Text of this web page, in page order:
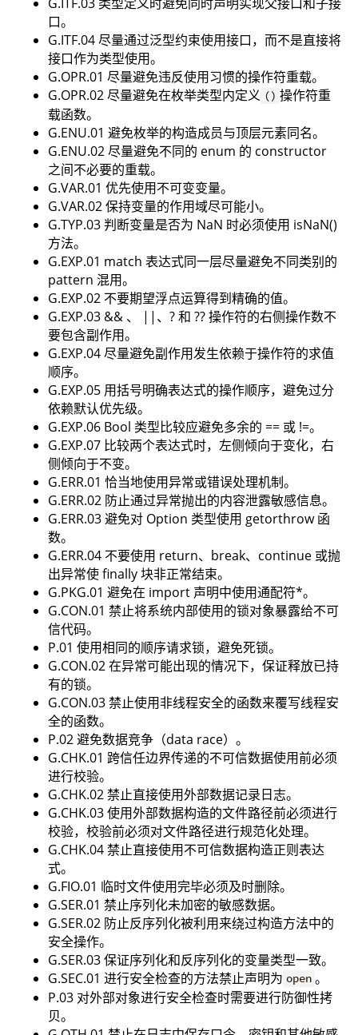
口。
G.ITF.04 尽量通过泛型约束使用接口，而不是直接将
接口作为类型使用。
G.OPR.01 尽量避免违反使用习惯的操作符重载。
G.OPR.02 尽量避免在枚举类型内定义 () 操作符重
载函数。
G.ENU.01 避免枚举的构造成员与顶层元素同名。
G.ENU.02 尽量避免不同的 enum 的 constructor
之间不必要的重载。
G.VAR.01 优先使用不可变变量。
G.VAR.02 保持变量的作用域尽可能小。
G.TYP.03 判断变量是否为 NaN 时必须使用 isNaN()
方法。
G.EXP.01 match 表达式同一层尽量避免不同类别的
pattern 混用。
G.EXP.02 不要期望浮点运算得到精确的值。
G.EXP.03 && 、 ||、? 和 ?? 操作符的右侧操作数不
要包含副作用。
G.EXP.04 尽量避免副作用发生依赖于操作符的求值
顺序。
G.EXP.05 用括号明确表达式的操作顺序，避免过分
依赖默认优先级。
G.EXP.06 Bool 类型比较应避免多余的 == 或 !=。
G.EXP.07 比较两个表达式时，左侧倾向于变化，右
侧倾向于不变。
G.ERR.01 恰当地使用异常或错误处理机制。
G.ERR.02 防止通过异常抛出的内容泄露敏感信息。
G.ERR.03 避免对 Option 类型使用 getorthrow 函
数。
G.ERR.04 不要使用 return、break、continue 或抛
出异常使 finally 块非正常结束。
G.PKG.01 避免在 import 声明中使用通配符*。
G.CON.01 禁止将系统内部使用的锁对象暴露给不可
信代码。
P.01 使用相同的顺序请求锁，避免死锁。
G.CON.02 在异常可能出现的情况下，保证释放已持
有的锁。
G.CON.03 禁止使用非线程安全的函数来覆写线程安
全的函数。
P.02 避免数据竞争（data race）。
G.CHK.01 跨信任边界传递的不可信数据使用前必须
进行校验。
G.CHK.02 禁止直接使用外部数据记录日志。
G.CHK.03 使用外部数据构造的文件路径前必须进行
校验，校验前必须对文件路径进行规范化处理。
G.CHK.04 禁止直接使用不可信数据构造正则表达
式。
G.FIO.01 临时文件使用完毕必须及时删除。
G.SER.01 禁止序列化未加密的敏感数据。
G.SER.02 防止反序列化被利用来绕过构造方法中的
安全操作。
G.SER.03 保证序列化和反序列化的变量类型一致。
G.SEC.01 进行安全检查的方法禁止声明为 open 。
P.03 对外部对象进行安全检查时需要进行防御性拷
贝。